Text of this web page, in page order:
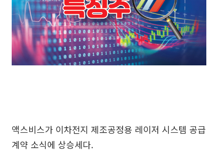
액스비스가 이차전지 제조공정용 레이저 시스템 공급
계약 소식에 상승세다.